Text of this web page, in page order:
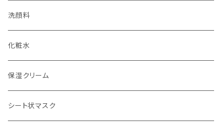
洗顔料
化粧水
保湿クリーム
シート状マスク